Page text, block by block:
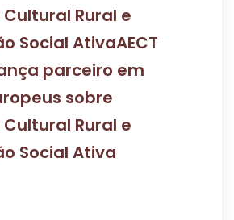
Rural e
Social AtivaAECT
parceiro em
sobre
Rural e
Social Ativa